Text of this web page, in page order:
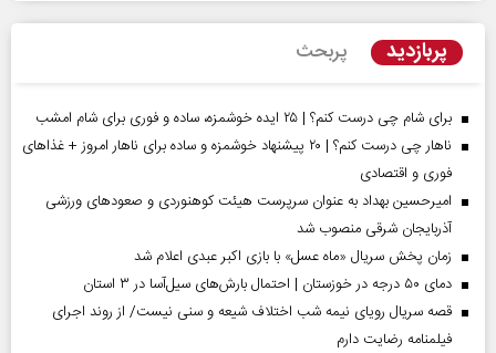
پربازدید پربحث
برای شام چی درست کنم؟ | ۲۵ ایده خوشمزه، ساده و فوری برای شام امشب
ناهار چی درست کنم؟ | ۲۰ پیشنهاد خوشمزه و ساده برای ناهار امروز + غذاهای
فوری و اقتصادی
امیرحسین بهداد به عنوان سرپرست هیئت کوهنوردی و صعودهای ورزشی
آذربایجان شرقی منصوب شد
زمان پخش سریال «ماه عسل» با بازی اکبر عبدی اعلام شد
دمای ۵۰ درجه در خوزستان | احتمال بارش‌های سیل‌آسا در ۳ استان
قصه سریال رویای نیمه شب اختلاف شیعه و سنی نیست/ از روند اجرای
فیلمنامه رضایت دارم